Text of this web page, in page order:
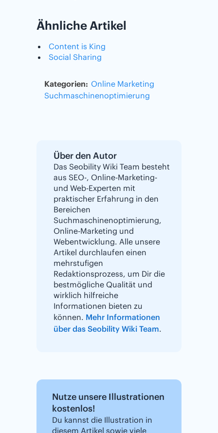
Ähnliche Artikel
Content is King
Social Sharing
Kategorien: Online Marketing
Suchmaschinenoptimierung
Über den Autor
Das Seobility Wiki Team besteht
aus SEO-, Online-Marketing-
und Web-Experten mit
praktischer Erfahrung in den
Bereichen
Suchmaschinenoptimierung,
Online-Marketing und
Webentwicklung. Alle unsere
Artikel durchlaufen einen
mehrstufigen
Redaktionsprozess, um Dir die
bestmögliche Qualität und
wirklich hilfreiche
Informationen bieten zu
können. Mehr Informationen
über das Seobility Wiki Team.
Nutze unsere Illustrationen
kostenlos!
Du kannst die Illustration in
diesem Artikel sowie viele